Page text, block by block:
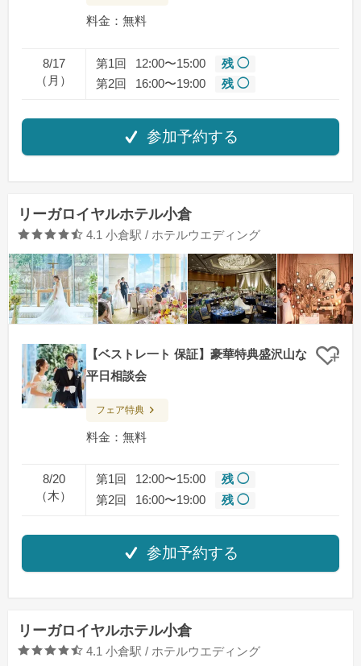
料金：無料
8/17
（月）
第1回 12:00〜15:00
残 ◯
第2回
16:00〜19:00 残 ◯
参加予約する
リーガロイヤルホテル小倉
口コミ評価
4.1 小倉駅 / ホテルウエディング
【ベストレ一ト 保証】豪華特典盛沢山な
平日相談会
クリ
フェア特典
料金：無料
8/20
（木）
第1回 12:00〜15:00
残 ◯
第2回
16:00〜19:00 残 ◯
参加予約する
リーガロイヤルホテル小倉
口コミ評価
4.1 小倉駅 / ホテルウエディング